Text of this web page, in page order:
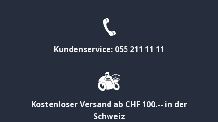
Kundenservice: 055 211 11 11
Kostenloser Versand ab CHF 100.-- in der
Schweiz